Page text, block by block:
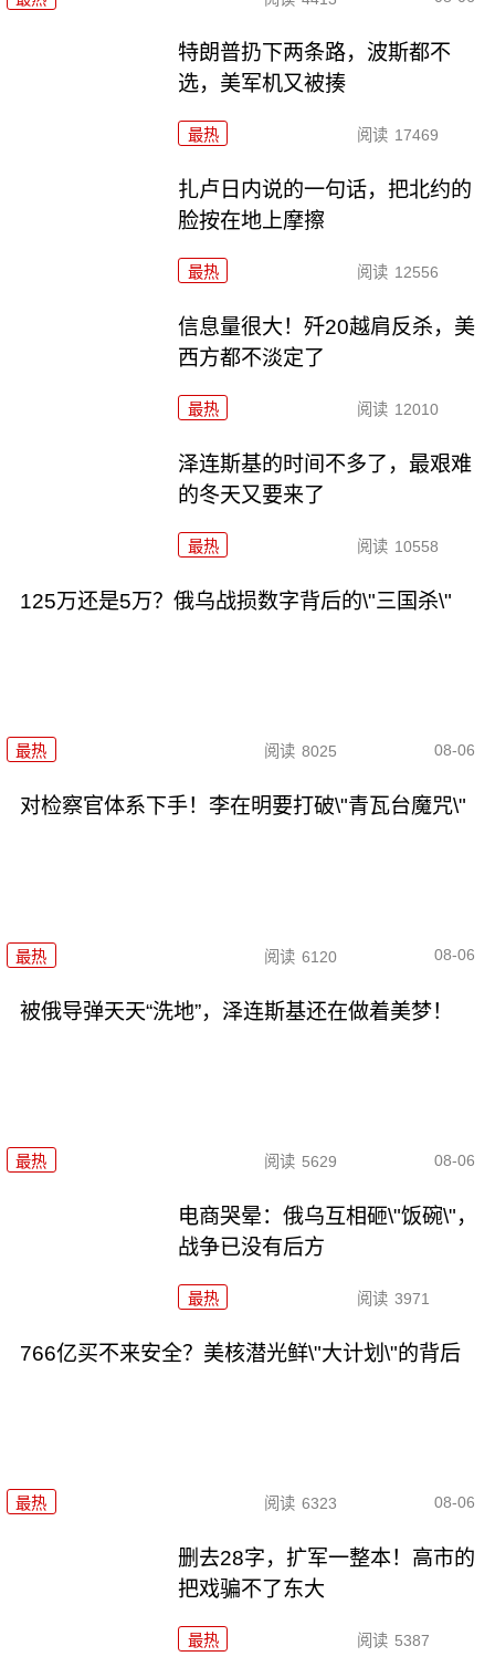
特朗普扔下两条路，波斯都不
选，美军机又被揍
最热 阅读 17469
扎卢日内说的一句话，把北约的
脸按在地上摩擦
最热 阅读 12556
信息量很大！歼20越肩反杀，美
西方都不淡定了
最热 阅读 12010
泽连斯基的时间不多了，最艰难
的冬天又要来了
最热 阅读 10558
125万还是5万？俄乌战损数字背后的\"三国杀\"
最热 阅读 8025 08-06
对检察官体系下手！李在明要打破\"青瓦台魔咒\"
最热 阅读 6120 08-06
被俄导弹天天“洗地”，泽连斯基还在做着美梦！
最热 阅读 5629 08-06
电商哭晕：俄乌互相砸\"饭碗\"，
战争已没有后方
最热 阅读 3971
766亿买不来安全？美核潜光鲜\"大计划\"的背后
最热 阅读 6323 08-06
删去28字，扩军一整本！高市的
把戏骗不了东大
最热 阅读 5387